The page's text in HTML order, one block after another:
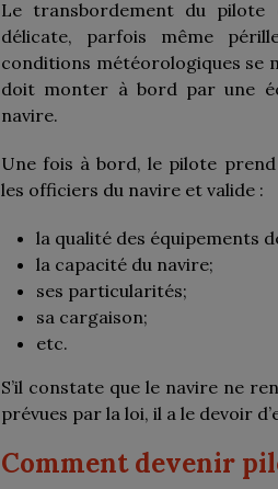
Le transbordement du
délicate, parfois même
conditions météorologiques se
doit monter à bord par une
navire.
Une fois à bord, le pilote
les officiers du navire et valide :
la qualité des équipements
la capacité du navire;
ses particularités;
sa cargaison;
etc.
S’il constate que le navire ne
prévues par la loi, il a le devoir
Comment devenir